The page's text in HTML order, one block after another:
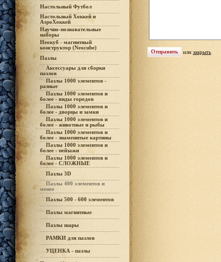
Настольный Футбол
Настольный Хоккей и
АэроХоккей
Научно-познавательные
наборы
Неокуб - магнитный
конструктор (Neocube)
Пазлы
Аксессуары для сборки
пазлов
Пазлы 1000 элементов -
разные
Пазлы 1000 элементов и
более - виды городов
Пазлы 1000 элементов и
более - дворцы и замки
Пазлы 1000 элементов и
более - животные и рыбы
Пазлы 1000 элементов и
более - знаменитые картины
Пазлы 1000 элементов и
более - пейзажи
Пазлы 1000 элементов и
более - СЛОЖНЫЕ
Пазлы 3D
Пазлы 400 элементов и
менее
Пазлы 500 - 600 элементов
Пазлы магнитные
Пазлы шары
РАМКИ для пазлов
УЦЕНКА - пазлы
или закрыть